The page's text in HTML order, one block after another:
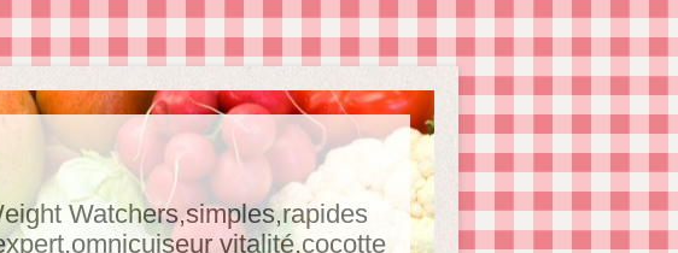
Watchers,simples,rapides
vitalité,cocotte